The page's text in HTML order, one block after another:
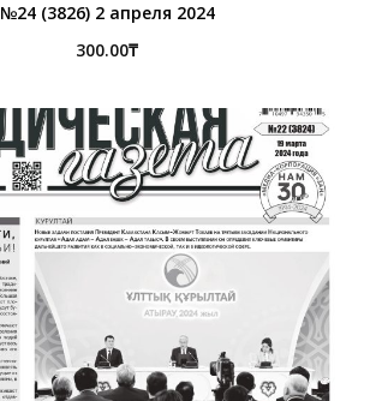
№24 (3826) 2 апреля 2024
300.00₸